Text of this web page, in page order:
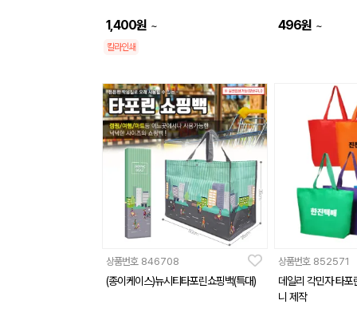
1,400원 ~
칼라인쇄
496원 ~
상품번호 846708
(종이케이스)뉴시티타포린쇼핑백(특대)
상품번호 852571
데일리 각민자 타
니 제작